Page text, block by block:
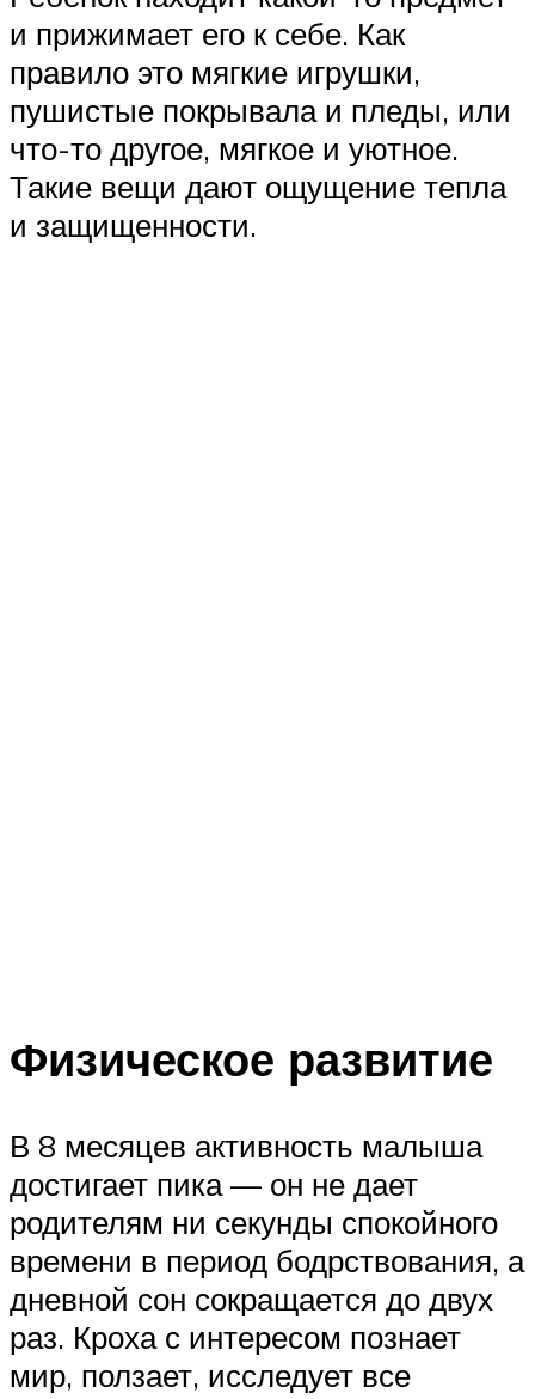
и прижимает его к себе. Как
правило это мягкие игрушки,
пушистые покрывала и пледы, или
что-то другое, мягкое и уютное.
Такие вещи дают ощущение тепла
и защищенности.
Физическое развитие
В 8 месяцев активность малыша
достигает пика — он не дает
родителям ни секунды спокойного
времени в период бодрствования, а
дневной сон сокращается до двух
раз. Кроха с интересом познает
мир, ползает, исследует все